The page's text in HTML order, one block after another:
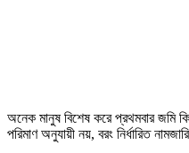
অনেক মানুষ বিশেষ করে প্রথমবার জমি
পরিমাণ অনুযায়ী নয়, বরং নির্ধারিত